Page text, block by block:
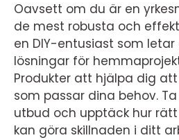
Oavsett om du är en
de mest robusta och
en DIY-entusiast som
lösningar för
Produkter att hjälpa dig
som passar dina behov.
utbud och upptäck hur
kan göra skillnaden i ditt